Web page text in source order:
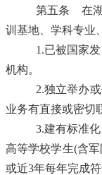
第五条 在湖
训基地、学科专业
1.已被国家
机构。
2.独立举办
业务有直接或密切
3.建有标准
高等学校学生(含
或近3年每年完成